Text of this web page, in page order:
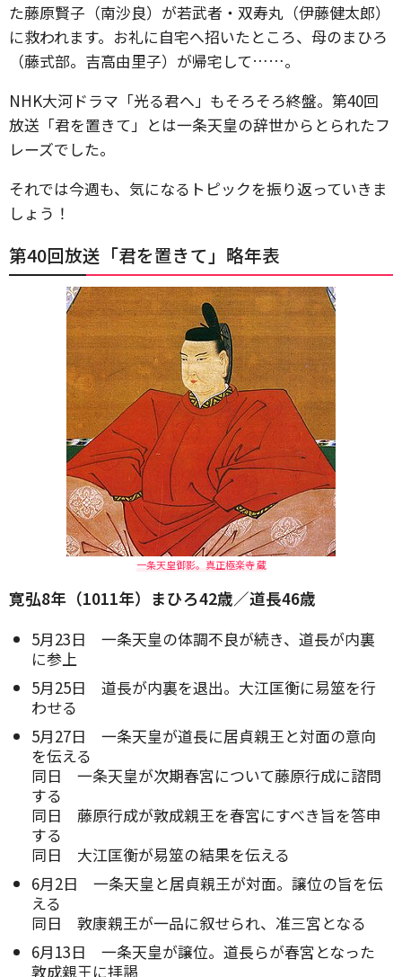
た藤原賢子（南沙良）が若武者・双寿丸（伊藤健太郎）
に救われます。お礼に自宅へ招いたところ、母のまひろ
（藤式部。吉高由里子）が帰宅して……。
NHK大河ドラマ「光る君へ」もそろそろ終盤。第40回
放送「君を置きて」とは一条天皇の辞世からとられたフ
レーズでした。
それでは今週も、気になるトピックを振り返っていきま
しょう！
第40回放送「君を置きて」略年表
一条天皇御影。真正極楽寺 蔵
寛弘8年（1011年）まひろ42歳／道長46歳
5月23日 一条天皇の体調不良が続き、道長が内裏
に参上
5月25日 道長が内裏を退出。大江匡衡に易筮を行
わせる
5月27日 一条天皇が道長に居貞親王と対面の意向
を伝える
同日 一条天皇が次期春宮について藤原行成に諮問
する
同日 藤原行成が敦成親王を春宮にすべき旨を答申
する
同日 大江匡衡が易筮の結果を伝える
6月2日 一条天皇と居貞親王が対面。譲位の旨を伝
える
同日 敦康親王が一品に叙せられ、准三宮となる
6月13日 一条天皇が譲位。道長らが春宮となった
敦成親王に拝謁